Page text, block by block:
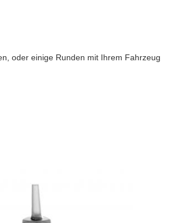
oder einige Runden mit Ihrem Fahrzeug